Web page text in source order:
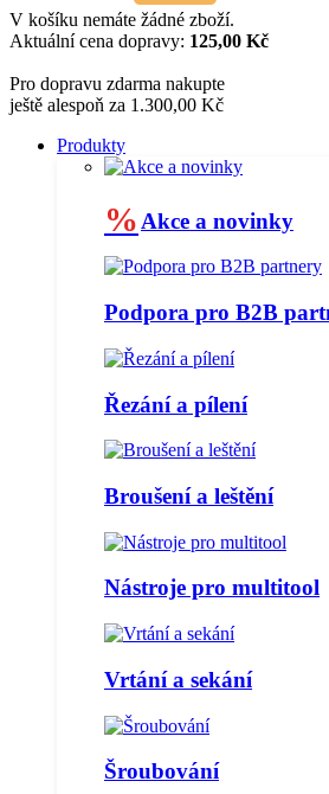
V košíku nemáte žádné zboží.
Aktuální cena dopravy: 125,00 Kč
Pro dopravu zdarma nakupte
ještě alespoň za 1.300,00 Kč
Produkty
% Akce a novinky
Podpora pro B2B
Řezání a pílení
Broušení a leštění
Nástroje pro multitool
Vrtání a sekání
Šroubování